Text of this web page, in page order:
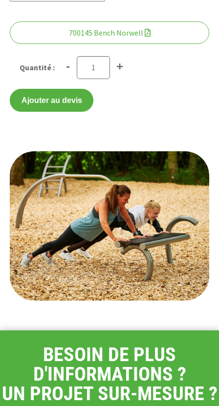
700145 Bench Norwell
- +
Ajouter au devis
BESOIN DE PLUS
D'INFORMATIONS ?
UN PROJET SUR-MESURE ?